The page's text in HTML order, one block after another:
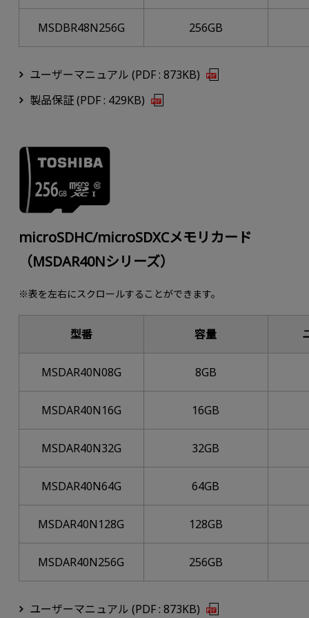
MSDBR48N256G 256GB
ユーザーマニュアル (PDF : 873KB)
製品保証 (PDF : 429KB)
microSDHC/microSDXCメモリカード
（MSDAR40Nシリーズ）
※表を左右にスクロールすることができます。
型番 容量
MSDAR40N08G 8GB
MSDAR40N16G 16GB
MSDAR40N32G 32GB
MSDAR40N64G 64GB
MSDAR40N128G 128GB
MSDAR40N256G 256GB
ユーザーマニュアル (PDF : 873KB)